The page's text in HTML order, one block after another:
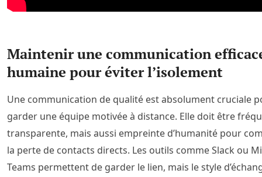
Maintenir une communication
humaine pour éviter l’isolement
Une communication de qualité est absolument cruciale
garder une équipe motivée à distance. Elle doit être
transparente, mais aussi empreinte d’humanité pour
la perte de contacts directs. Les outils comme Slack ou
Teams permettent de garder le lien, mais le style